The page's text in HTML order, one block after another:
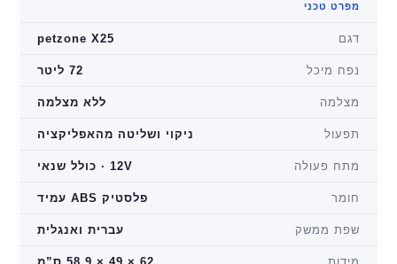
מפרט טכני
דגם petzone X25
נפח מיכל 72 ליטר
מצלמה ללא מצלמה
תפעול ניקוי ושליטה מהאפליקציה
מתח פעולה 12V · כולל שנאי
חומר פלסטיק ABS עמיד
שפת ממשק עברית ואנגלית